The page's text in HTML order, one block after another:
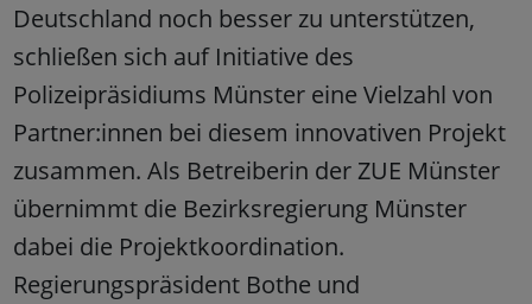
Deutschland noch besser zu unterstützen,
schließen sich auf Initiative des
Polizeipräsidiums Münster eine Vielzahl von
Partner:innen bei diesem innovativen Projekt
zusammen. Als Betreiberin der ZUE Münster
übernimmt die Bezirksregierung Münster
dabei die Projektkoordination.
Regierungspräsident Bothe und